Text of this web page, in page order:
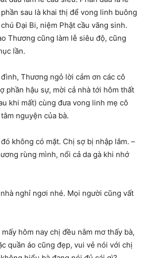
sau là khai thị để vong linh buông
Đại Bi, niệm Phật cầu vãng sinh.
Thương cũng làm lễ siêu độ, cũng
lần.
Thương ngỏ lời cảm ơn các cô
phần hậu sự, mời cả nhà tới hôm thất
khi mất) cùng đưa vong linh mẹ cô
nguyện của bà.
không có mặt. Chị sợ bị nhập lắm. –
rùng mình, nổi cả da gà khi nhớ
nghỉ ngơi nhé. Mọi người cũng vất
hôm nay chị đều nằm mơ thấy bà,
quần áo cũng đẹp, vui vẻ nói với chị